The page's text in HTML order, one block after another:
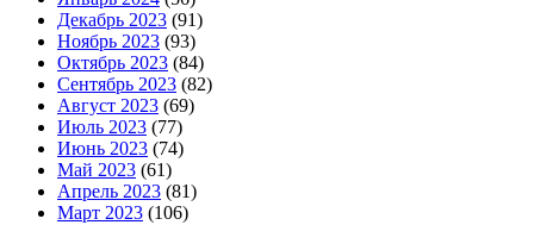
Декабрь 2023 (91)
Ноябрь 2023 (93)
Октябрь 2023 (84)
Сентябрь 2023 (82)
Август 2023 (69)
Июль 2023 (77)
Июнь 2023 (74)
Май 2023 (61)
Апрель 2023 (81)
Март 2023 (106)